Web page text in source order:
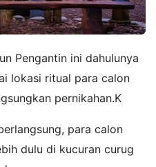
Pengantin ini dahulunya
lokasi ritual para calon
pernikahan.K
para calon
dulu di kucuran curug